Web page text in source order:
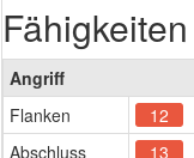
Fähigkeiten
Angriff
Flanken
12
Abschluss
13